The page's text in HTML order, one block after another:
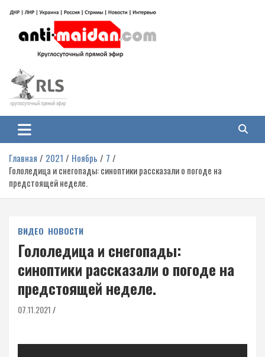
содержимому
Антимайдан: Гражданская война
на Украине
гражданской войне на Украине, включая события в Новороссии, ДНР,
ЛНР и других регионах.
Главная 2021 Ноябрь
7
Гололедица и снегопады: синоптики рассказали о погоде на
предстоящей неделе.
ВИДЕО НОВОСТИ
Гололедица и снегопады:
синоптики рассказали о погоде на
предстоящей неделе.
07.11.2021